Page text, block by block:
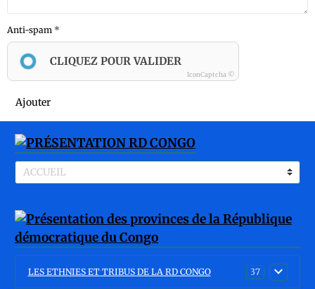
Anti-spam
CLIQUEZ POUR VALIDER
IconCaptcha ©
Ajouter
LES ETHNIES ET TRIBUS DE LA RD CONGO 37